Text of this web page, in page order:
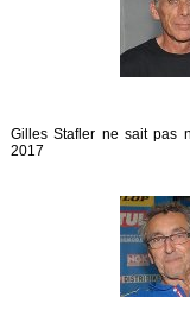
Gilles Stafler ne sait pas
2017